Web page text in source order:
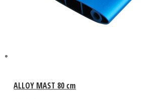
ALLOY MAST 80 cm